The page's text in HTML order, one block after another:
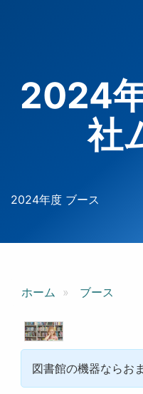
2024
社
2024年度 ブース
ホーム ブース
図書館の機器ならお